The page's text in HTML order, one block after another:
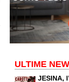
ULTIME
JESINA,